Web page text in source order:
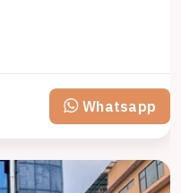
Whatsapp